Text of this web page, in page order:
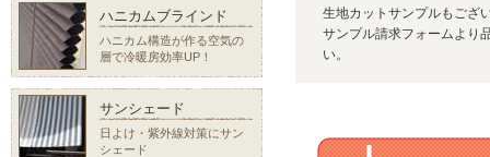
生地カットサンプルもござ
サンプル請求フォームより
い。
ハニカムブラインド
ハニカム構造が作る空気の
層で冷暖房効率UP！
サンシェード
日よけ・紫外線対策にサン
シェード